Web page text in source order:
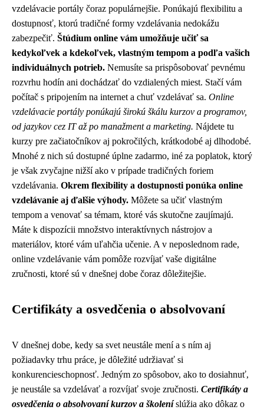
vzdelávacie portály čoraz populárnejšie. Ponúkajú flexibilitu a
dostupnosť, ktorú tradičné formy vzdelávania nedokážu
zabezpečiť. Štúdium online vám umožňuje učiť sa
kedykoľvek a kdekoľvek, vlastným tempom a podľa vašich
individuálnych potrieb. Nemusíte sa prispôsobovať pevnému
rozvrhu hodín ani dochádzať do vzdialených miest. Stačí vám
počítač s pripojením na internet a chuť vzdelávať sa. Online
vzdelávacie portály ponúkajú širokú škálu kurzov a programov,
od jazykov cez IT až po manažment a marketing. Nájdete tu
kurzy pre začiatočníkov aj pokročilých, krátkodobé aj dlhodobé.
Mnohé z nich sú dostupné úplne zadarmo, iné za poplatok, ktorý
je však zvyčajne nižší ako v prípade tradičných foriem
vzdelávania. Okrem flexibility a dostupnosti ponúka online
vzdelávanie aj ďalšie výhody. Môžete sa učiť vlastným
tempom a venovať sa témam, ktoré vás skutočne zaujímajú.
Máte k dispozícii množstvo interaktívnych nástrojov a
materiálov, ktoré vám uľahčia učenie. A v neposlednom rade,
online vzdelávanie vám pomôže rozvíjať vaše digitálne
zručnosti, ktoré sú v dnešnej dobe čoraz dôležitejšie.
Certifikáty a osvedčenia o absolvovaní
V dnešnej dobe, kedy sa svet neustále mení a s ním aj
požiadavky trhu práce, je dôležité udržiavať si
konkurencieschopnosť. Jedným zo spôsobov, ako to dosiahnuť,
je neustále sa vzdelávať a rozvíjať svoje zručnosti. Certifikáty a
osvedčenia o absolvovaní kurzov a školeníslúžia ako dôkaz o